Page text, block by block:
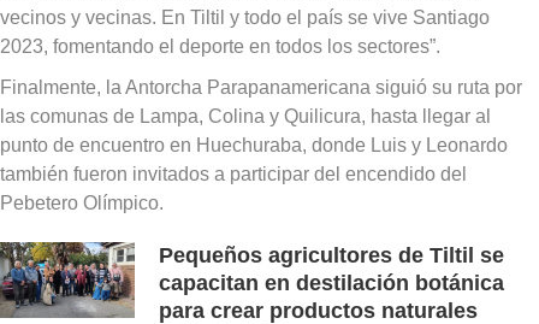
vecinos y vecinas. En Tiltil y todo el país se vive Santiago
2023, fomentando el deporte en todos los sectores”.
Finalmente, la Antorcha Parapanamericana siguió su ruta por
las comunas de Lampa, Colina y Quilicura, hasta llegar al
punto de encuentro en Huechuraba, donde Luis y Leonardo
también fueron invitados a participar del encendido del
Pebetero Olímpico.
Pequeños agricultores de Tiltil se
capacitan en destilación botánica
para crear productos naturales